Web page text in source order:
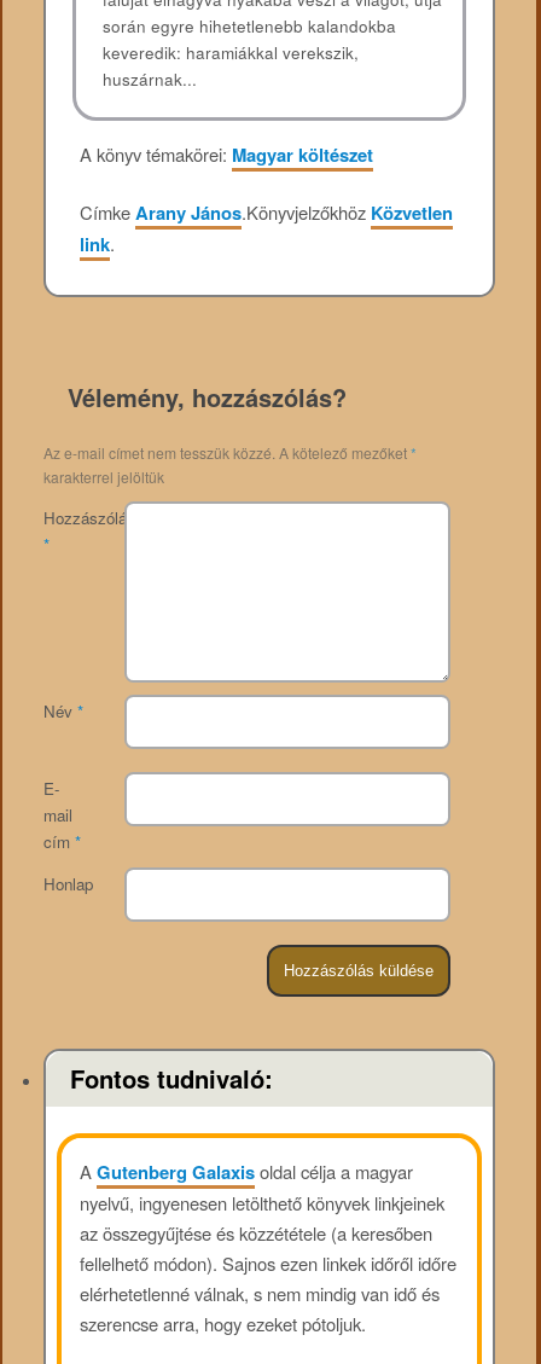
során egyre hihetetlenebb kalandokba
keveredik: haramiákkal verekszik,
huszárnak...
A könyv témakörei: Magyar költészet
CímkeArany János.Könyvjelzőkhöz Közvetlen
link.
Vélemény, hozzászólás?
Az e-mail címet nem tesszük közzé. A kötelező mezőket*
karakterrel jelöltük
Hozzászólás
*
Név *
E-
mail
cím *
Honlap
Fontos tudnivaló:
AGutenberg Galaxisoldal célja a magyar
nyelvű, ingyenesen letölthető könyvek linkjeinek
az összegyűjtése és közzététele (a keresőben
fellelhető módon). Sajnos ezen linkek időről időre
elérhetetlenné válnak, s nem mindig van idő és
szerencse arra, hogy ezeket pótoljuk.